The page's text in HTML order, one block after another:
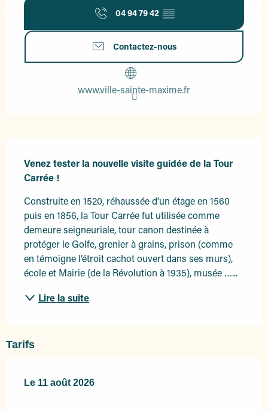
04 94 79 42 ▒▒
Contactez-nous
www.ville-sainte-maxime.fr
Venez tester la nouvelle visite guidée de la Tour
Carrée !
Construite en 1520, réhaussée d’un étage en 1560
puis en 1856, la Tour Carrée fut utilisée comme
demeure seigneuriale, tour canon destinée à
protéger le Golfe, grenier à grains, prison (comme
en témoigne l’étroit cachot ouvert dans ses murs),
école et Mairie (de la Révolution à 1935), musée …...
Lire la suite
Tarifs
Le 11 août 2026
Le 11 août 2026